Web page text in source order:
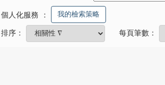
個人化服務 ： 我的檢索策略
排序： 每頁筆數：